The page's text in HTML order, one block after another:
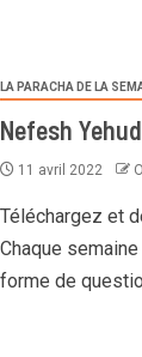
LA PARACHA DE LA
Nefesh
11 avril 2022
Téléchargez et
Chaque
forme de